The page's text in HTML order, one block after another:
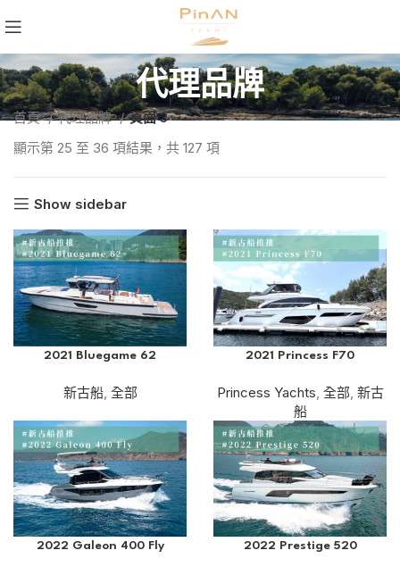
代理品牌
首頁 代理品牌
頁面 3
顯示第 25 至 36 項結果，共 127 項
Show sidebar
2021 Bluegame 62
新古船, 全部
2021 Princess F70
Princess Yachts 全部 新古
船
2022 Galeon 400 Fly 2022 Prestige 520